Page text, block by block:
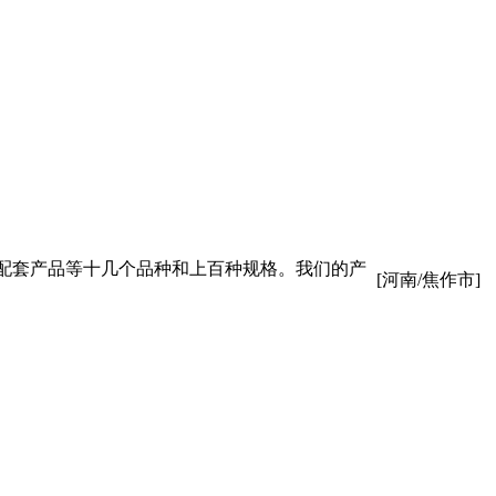
套产品等十几个品种和上百种规格。我们的产
[河南/焦作市]